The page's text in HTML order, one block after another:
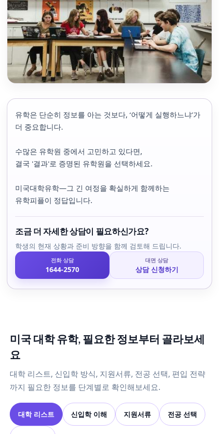
유학은 단순히 정보를 아는 것보다, ‘어떻게 실행하느냐’가
더 중요합니다.
수많은 유학원 중에서 고민하고 있다면,
결국 '결과'로 증명된 유학원을 선택하세요.
미국대학유학—그 긴 여정을 확실하게 함께하는
유학피플이 정답입니다.
조금 더 자세한 상담이 필요하신가요?
학생의 현재 상황과 준비 방향을 함께 검토해 드립니다.
전화 상담
1644-2570
대면 상담
상담 신청하기
미국 대학 유학, 필요한 정보부터 골라보세
요
대학 리스트, 신입학 방식, 지원서류, 전공 선택, 편입 전략
까지 필요한 정보를 단계별로 확인해보세요.
대학 리스트 신입학 이해 지원서류 전공 선택